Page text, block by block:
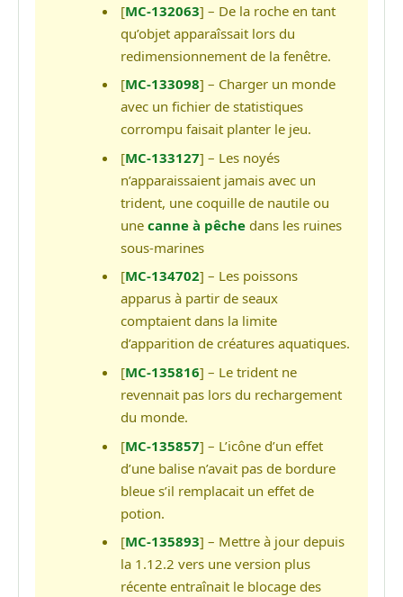
[MC-132063] – De la roche en tant
qu’objet apparaîssait lors du
redimensionnement de la fenêtre.
[MC-133098] – Charger un monde
avec un fichier de statistiques
corrompu faisait planter le jeu.
[MC-133127] – Les noyés
n’apparaissaient jamais avec un
trident, une coquille de nautile ou
une canne à pêche dans les ruines
sous-marines
[MC-134702] – Les poissons
apparus à partir de seaux
comptaient dans la limite
d’apparition de créatures aquatiques.
[MC-135816] – Le trident ne
revennait pas lors du rechargement
du monde.
[MC-135857] – L’icône d’un effet
d’une balise n’avait pas de bordure
bleue s’il remplacait un effet de
potion.
[MC-135893] – Mettre à jour depuis
la 1.12.2 vers une version plus
récente entraînait le blocage des